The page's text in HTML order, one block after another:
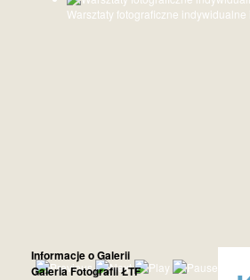
Warsztaty fotograficzne
Informacje o Galerii
Galeria Fotografii ŁTF